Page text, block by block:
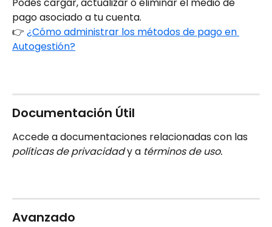
Podés cargar, actualizar o eliminar el medio de
pago asociado a tu cuenta.
👉 ¿Cómo administrar los métodos de pago en
Autogestión?
Documentación Útil
Accede a documentaciones relacionadas con las
políticas de privacidad y a términos de uso.
Avanzado